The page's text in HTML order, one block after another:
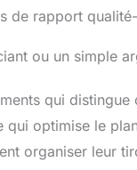
de rapport
ou un simple
qui
qui optimise le
organiser leur